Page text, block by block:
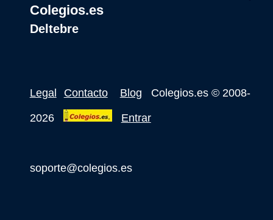
Colegios.es
Deltebre
Legal Contacto Blog Colegios.es© 2008-
2026 Entrar
soporte@colegios.es